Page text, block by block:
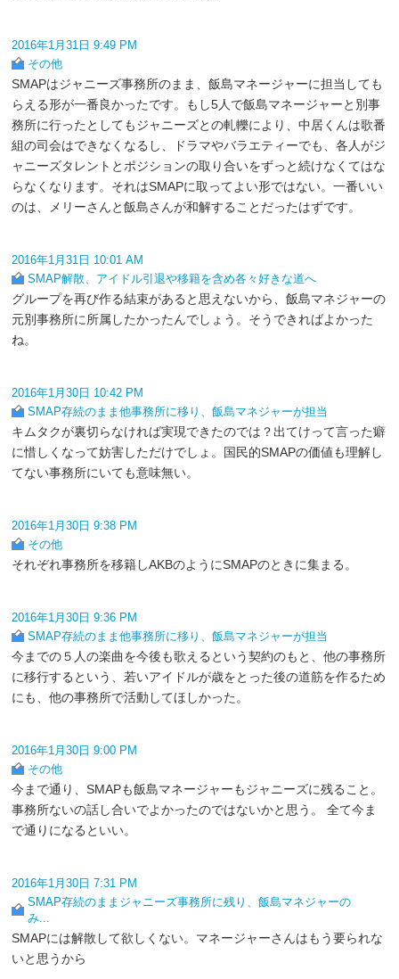
2016年1月31日 9:49 PM
その他
SMAPはジャニーズ事務所のまま、飯島マネージャーに担当しても
らえる形が一番良かったです。もし5人で飯島マネージャーと別事
務所に行ったとしてもジャニーズとの軋轢により、中居くんは歌番
組の司会はできなくなるし、ドラマやバラエティーでも、各人がジ
ャニーズタレントとポジションの取り合いをずっと続けなくてはな
らなくなります。それはSMAPに取ってよい形ではない。一番いい
のは、メリーさんと飯島さんが和解することだったはずです。
2016年1月31日 10:01 AM
SMAP解散、アイドル引退や移籍を含め各々好きな道へ
グループを再び作る結束があると思えないから、飯島マネジャーの
元別事務所に所属したかったんでしょう。そうできればよかった
ね。
2016年1月30日 10:42 PM
SMAP存続のまま他事務所に移り、飯島マネジャーが担当
キムタクが裏切らなければ実現できたのでは？出てけって言った癖
に惜しくなって妨害しただけでしょ。国民的SMAPの価値も理解し
てない事務所にいても意味無い。
2016年1月30日 9:38 PM
その他
それぞれ事務所を移籍しAKBのようにSMAPのときに集まる。
2016年1月30日 9:36 PM
SMAP存続のまま他事務所に移り、飯島マネジャーが担当
今までの５人の楽曲を今後も歌えるという契約のもと、他の事務所
に移行するという、若いアイドルが歳をとった後の道筋を作るため
にも、他の事務所で活動してほしかった。
2016年1月30日 9:00 PM
その他
今まで通り、SMAPも飯島マネージャーもジャニーズに残ること。
事務所ないの話し合いでよかったのではないかと思う。 全て今ま
で通りになるといい。
2016年1月30日 7:31 PM
SMAP存続のままジャニーズ事務所に残り、飯島マネジャーの
み...
SMAPには解散して欲しくない。マネージャーさんはもう要られな
いと思うから